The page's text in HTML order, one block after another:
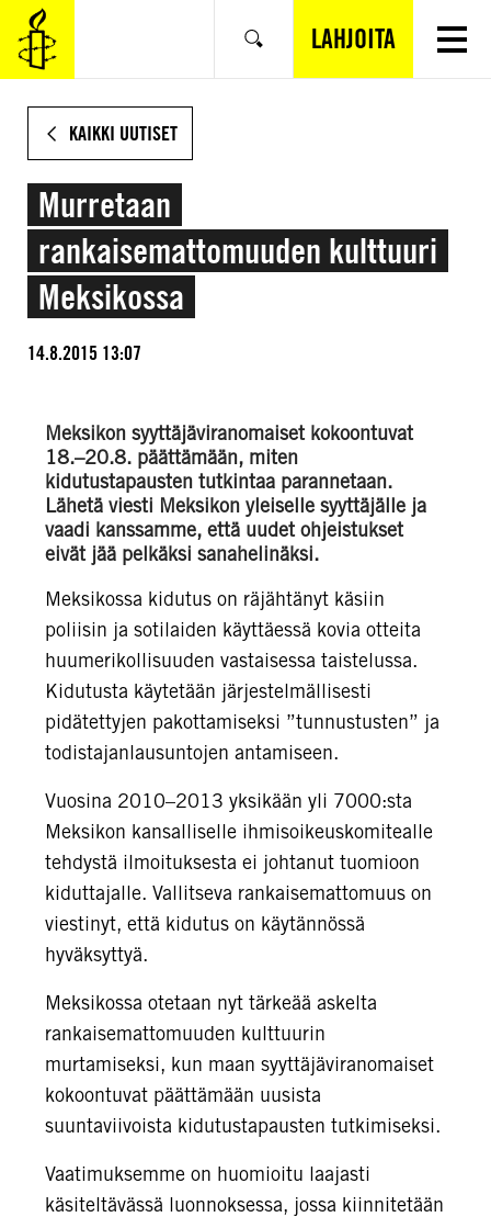
SIIRRY
VARSINAISEEN
SISÄLTÖÖN
Hae LAHJOITA
KAIKKI UUTISET
Murretaan
rankaisemattomuuden kulttuuri
Meksikossa
14.8.2015 13:07
Meksikon syyttäjäviranomaiset kokoontuvat
18.–20.8. päättämään, miten
kidutustapausten tutkintaa parannetaan.
Lähetä viesti Meksikon yleiselle syyttäjälle ja
vaadi kanssamme, että uudet ohjeistukset
eivät jää pelkäksi sanahelinäksi.
Meksikossa kidutus on räjähtänyt käsiin
poliisin ja sotilaiden käyttäessä kovia otteita
huumerikollisuuden vastaisessa taistelussa.
Kidutusta käytetään järjestelmällisesti
pidätettyjen pakottamiseksi ”tunnustusten” ja
todistajanlausuntojen antamiseen.
Vuosina 2010–2013 yksikään yli 7000:sta
Meksikon kansalliselle ihmisoikeuskomitealle
tehdystä ilmoituksesta ei johtanut tuomioon
kiduttajalle. Vallitseva rankaisemattomuus on
viestinyt, että kidutus on käytännössä
hyväksyttyä.
Meksikossa otetaan nyt tärkeää askelta
rankaisemattomuuden kulttuurin
murtamiseksi, kun maan syyttäjäviranomaiset
kokoontuvat päättämään uusista
suuntaviivoista kidutustapausten tutkimiseksi.
Vaatimuksemme on huomioitu laajasti
käsiteltävässä luonnoksessa, jossa kiinnitetään